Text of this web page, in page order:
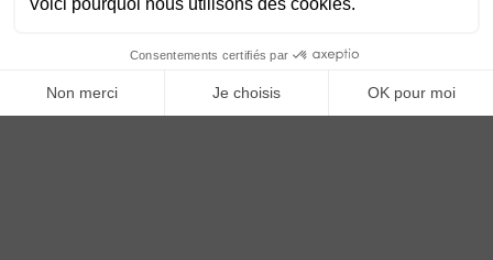
Anoq bénéficie du soutien financier de la région Hauts de